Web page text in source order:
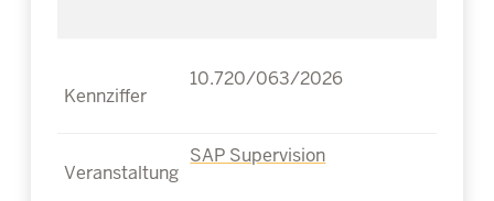
10.720/063/2026
SAP Supervision